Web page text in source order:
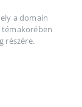
a domain
témakörében
részére.